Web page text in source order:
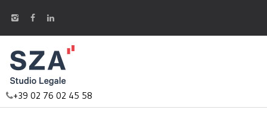
+39 02 76 02 45 58